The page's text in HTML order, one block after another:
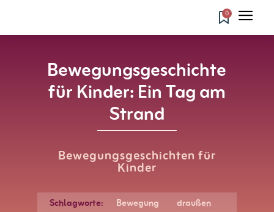
0
Bewegungsgeschichte
für Kinder: Ein Tag am
Strand
Bewegungsgeschichten für
Kinder
Schlagworte: Bewegung
draußen